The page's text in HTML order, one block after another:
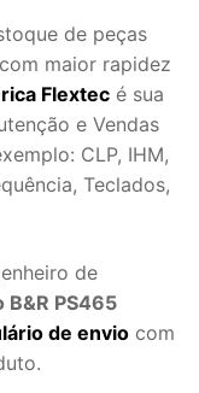
de peças
maior rapidez
Flextec é sua
e Vendas
CLP, IHM,
Teclados,
de
B&R PS465
de envio com